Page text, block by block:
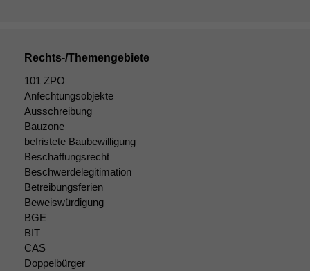
Rechts-/Themengebiete
101 ZPO
Anfechtungsobjekte
Ausschreibung
Bauzone
befristete Baubewilligung
Beschaffungsrecht
Beschwerdelegitimation
Betreibungsferien
Beweiswürdigung
BGE
BIT
CAS
Doppelbürger